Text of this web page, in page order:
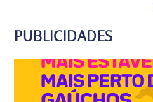
PUBLICIDADES